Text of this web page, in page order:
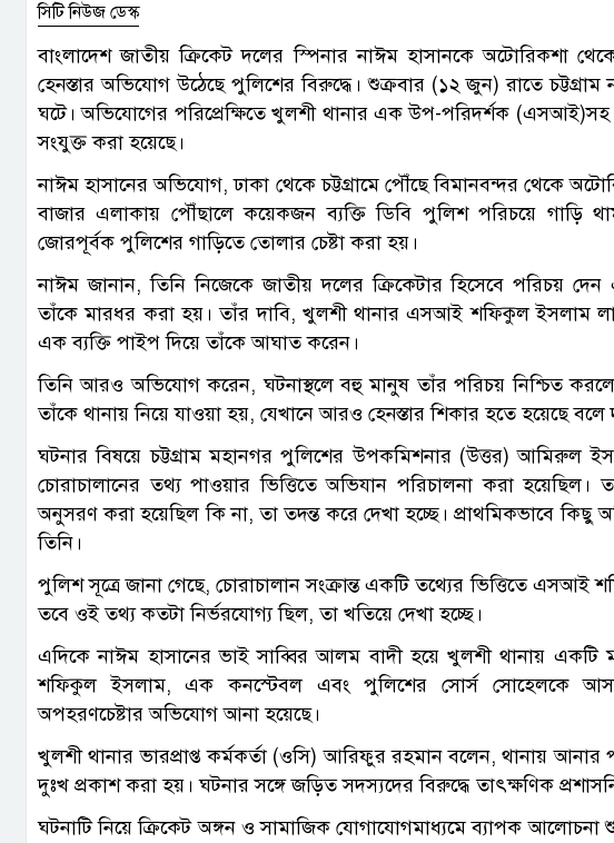
সিটি নিউজ ডেস্ক
বাংলাদেশ জাতীয় ক্রিকেট দলের স্পিনার নাঈম হাসানকে অটোরিকশা
হেনস্তার অভিযোগ উঠেছে পুলিশের বিরুদ্ধে। শুক্রবার (১২ জুন) রাতে
ঘটে। অভিযোগের পরিপ্রেক্ষিতে খুলশী থানার এক উপ-পরিদর্শক
সংযুক্ত করা হয়েছে।
নাঈম হাসানের অভিযোগ, ঢাকা থেকে চট্টগ্রামে পৌঁছে বিমানবন্দর থেকে
বাজার এলাকায় পৌঁছালে কয়েকজন ব্যক্তি ডিবি পুলিশ পরিচয়ে গাড়ি
জোরপূর্বক পুলিশের গাড়িতে তোলার চেষ্টা করা হয়।
নাঈম জানান, তিনি নিজেকে জাতীয় দলের ক্রিকেটার হিসেবে পরিচয়
তাঁকে মারধর করা হয়। তাঁর দাবি, খুলশী থানার এসআই শফিকুল ইসলাম
এক ব্যক্তি পাইপ দিয়ে তাঁকে আঘাত করেন।
তিনি আরও অভিযোগ করেন, ঘটনাস্থলে বহু মানুষ তাঁর পরিচয় নিশ্চিত
তাঁকে থানায় নিয়ে যাওয়া হয়, যেখানে আরও হেনস্তার শিকার হতে হয়েছে বলে
ঘটনার বিষয়ে চট্টগ্রাম মহানগর পুলিশের উপকমিশনার (উত্তর) আমিরুল
চোরাচালানের তথ্য পাওয়ার ভিত্তিতে অভিযান পরিচালনা করা
অনুসরণ করা হয়েছিল কি না, তা তদন্ত করে দেখা হচ্ছে। প্রাথমিকভাবে কিছু
তিনি।
পুলিশ সূত্রে জানা গেছে, চোরাচালান সংক্রান্ত একটি তথ্যের ভিত্তিতে
তবে ওই তথ্য কতটা নির্ভরযোগ্য ছিল, তা খতিয়ে দেখা হচ্ছে।
এদিকে নাঈম হাসানের ভাই সাব্বির আলম বাদী হয়ে খুলশী থানায়
শফিকুল ইসলাম, এক কনস্টেবল এবং পুলিশের সোর্স সোহেলকে
অপহরণচেষ্টার অভিযোগ আনা হয়েছে।
খুলশী থানার ভারপ্রাপ্ত কর্মকর্তা (ওসি) আরিফুর রহমান বলেন, থানায়
দুঃখ প্রকাশ করা হয়। ঘটনার সঙ্গে জড়িত সদস্যদের বিরুদ্ধে তাৎক্ষণিক
ঘটনাটি নিয়ে ক্রিকেট অঙ্গন ও সামাজিক যোগাযোগমাধ্যমে ব্যাপক আলোচনা